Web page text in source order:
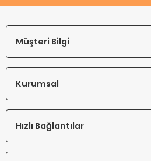
Müşteri Bilgi
Kurumsal
Hızlı Bağlantılar